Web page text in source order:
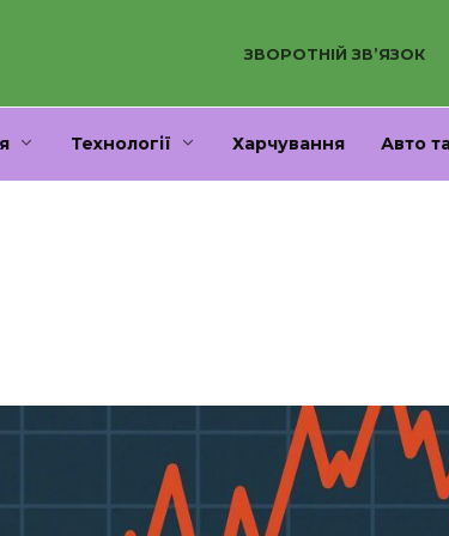
ЗВОРОТНІЙ ЗВ’ЯЗОК
Технології Харчування Авто